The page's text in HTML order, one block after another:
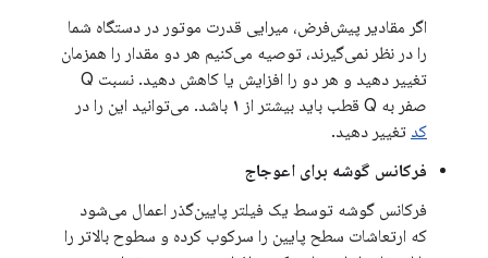
اگر مقادیر پیش‌فرض، میرایی قدرت موتور در دستگاه شما
را در نظر نمی‌گیرند، توصیه می‌کنیم هر دو مقدار را همزمان
تغییر دهید و هر دو را افزایش یا کاهش دهید. نسبت Q
صفر به Q قطب باید بیشتر از
۱ باشد. می‌توانید این را در
کد تغییر دهید.
فرکانس گوشه برای اعوجاج
فرکانس گوشه توسط یک فیلتر پایین‌گذر اعمال می‌شود
که ارتعاشات سطح پایین را سرکوب کرده و سطوح بالاتر را